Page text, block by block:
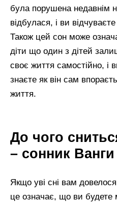
була порушена недавнім
відбулася, і ви
Також цей сон може
діти що один з дітей
своє життя самостійно, і
знаєте як він сам
життя.
До чого
– сонник Ванги
Якщо уві сні вам
це означає, що ви